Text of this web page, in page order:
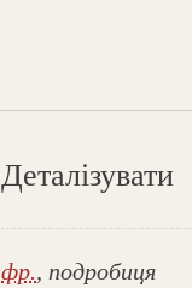
Деталізувати
фр., подробиця